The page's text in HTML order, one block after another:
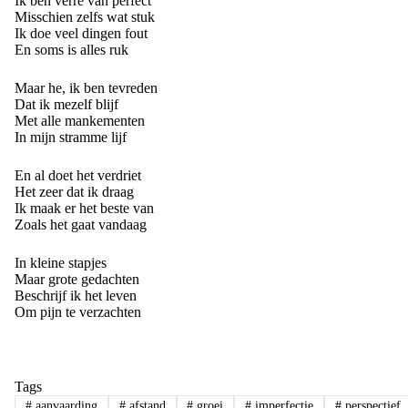
Misschien zelfs wat stuk
Ik doe veel dingen fout
En soms is alles ruk
Maar he, ik ben tevreden
Dat ik mezelf blijf
Met alle mankementen
In mijn stramme lijf
En al doet het verdriet
Het zeer dat ik draag
Ik maak er het beste van
Zoals het gaat vandaag
In kleine stapjes
Maar grote gedachten
Beschrijf ik het leven
Om pijn te verzachten
Tags